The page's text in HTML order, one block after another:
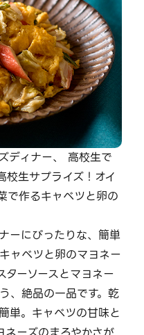
ディナー、 高校生で
生サプライズ！オイ
で作るキャベツと卵の
ーにぴったりな、簡単
ャベツと卵のマヨネー
ターソースとマヨネー
、絶品の一品です。乾
単。キャベツの甘味と